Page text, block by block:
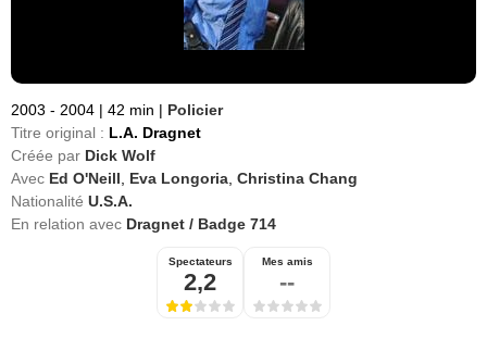
2003 - 2004 | 42 min | Policier
Titre original : L.A. Dragnet
Créée par Dick Wolf
Avec Ed O'Neill Eva Longoria Christina Chang
Nationalité U.S.A.
En relation avec Dragnet / Badge 714
Spectateurs
2,2
Mes amis
--